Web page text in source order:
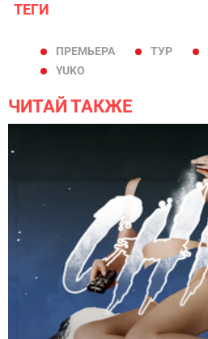
ТЕГИ
ПРЕМЬЕРА ТУР
YUKO
ЧИТАЙ ТАКЖЕ